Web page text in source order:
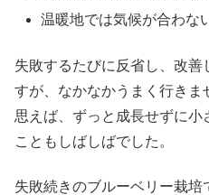
温暖地では気候が合わな
失敗するたびに反省し、改
すが、なかなかうまく行きま
思えば、ずっと成長せずに小
こともしばしばでした。
失敗続きのブルーベリー栽培